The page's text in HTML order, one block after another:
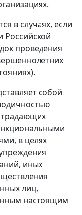
в случаях, если
проведения
собой
в целях
иных
лиц,
настоящим